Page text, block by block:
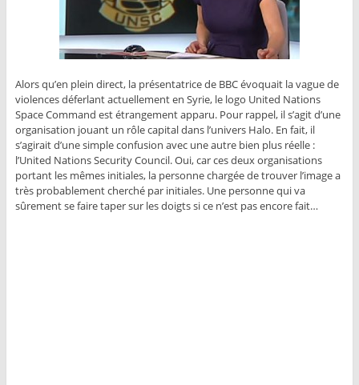
Alors qu’en plein direct, la présentatrice de BBC évoquait la vague de
violences déferlant actuellement en Syrie, le logo United Nations
Space Command est étrangement apparu. Pour rappel, il s’agit d’une
organisation jouant un rôle capital dans l’univers Halo. En fait, il
s’agirait d’une simple confusion avec une autre bien plus réelle :
l’United Nations Security Council. Oui, car ces deux organisations
portant les mêmes initiales, la personne chargée de trouver l’image a
très probablement cherché par initiales. Une personne qui va
sûrement se faire taper sur les doigts si ce n’est pas encore fait…